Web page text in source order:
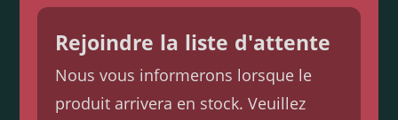
Rejoindre la liste d'attente
Nous vous informerons lorsque le
produit arrivera en stock. Veuillez